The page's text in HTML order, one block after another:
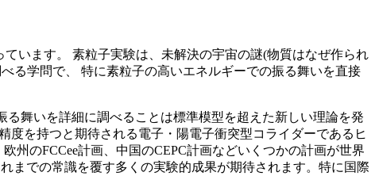
います。 素粒子実験は、未解決の宇宙の謎(物質はなぜ作られ
る学問で、 特に素粒子の高いエネルギーでの振る舞いを直接
舞いを詳細に調べることは標準模型を超えた新しい理論を発
を持つと期待される電子・陽電子衝突型コライダーであるヒ
州のFCCee計画、中国のCEPC計画などいくつかの計画が世界
までの常識を覆す多くの実験的成果が期待されます。特に国際